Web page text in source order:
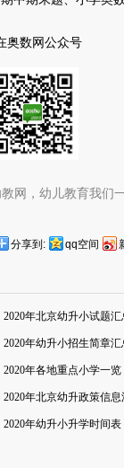
奥数网公众号
网，幼儿教育我们
分享到: qq空间
2020年北京幼升小试题汇
2020年幼升小招生简章汇
2020年各地重点小学一览
2020年北京幼升政策信息
2020年幼升小升学时间表